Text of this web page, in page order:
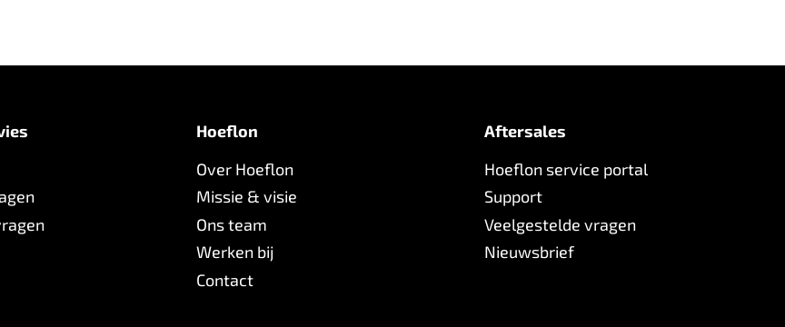
Hoeflon
Over Hoeflon
Missie & visie
Ons team
Werken bij
Contact
Aftersales
Hoeflon service portal
Support
Veelgestelde vragen
Nieuwsbrief